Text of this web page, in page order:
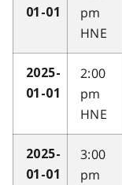
01-01
pm
HNE
2025-
01-01
2:00
pm
HNE
2025-
01-01
3:00
pm